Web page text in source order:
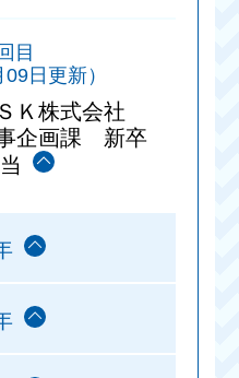
目
日更新）
Ｋ株式会社
企画課 新卒